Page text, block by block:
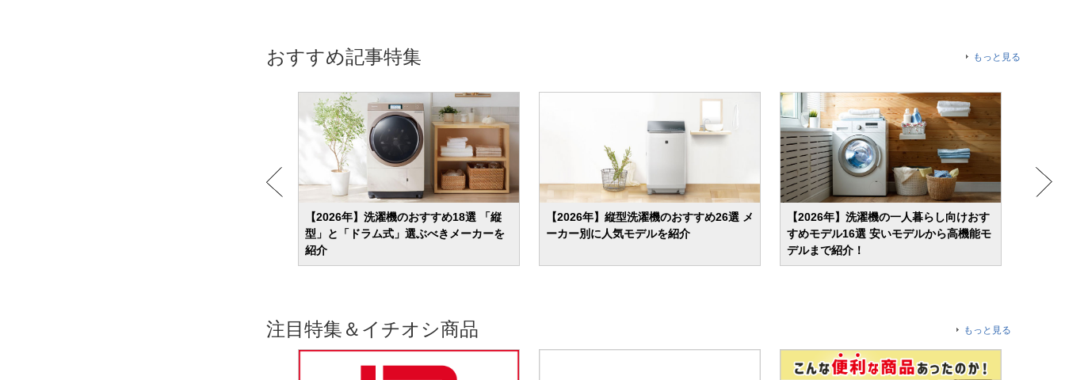
おすすめ記事特集 もっと見る
【2026年】洗濯機のおすすめ18選 「縦
型」と「ドラム式」選ぶべきメーカーを
紹介
【2026年】縦型洗濯機のおすすめ26選 メ
ーカー別に人気モデルを紹介
【2026年】洗濯機の一人暮らし向けおす
すめモデル16選 安いモデルから高機能モ
デルまで紹介！
注目特集＆イチオシ商品 もっと見る